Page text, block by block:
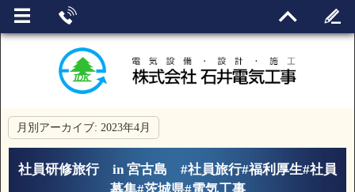
月別アーカイブ: 2023年4月
社員研修旅行 in 宮古島 #社員旅行#福利厚生#社員